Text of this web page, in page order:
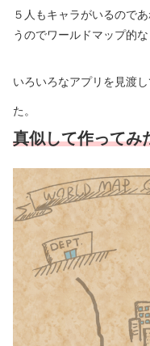
５人もキャラがいるので
うのでワールドマップ的
いろいろなアプリを見渡
た。
真似して作ってみ